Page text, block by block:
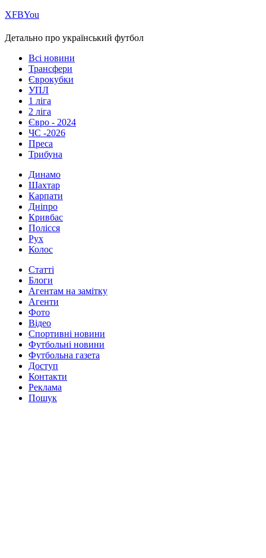
ХFBYou
Детально про український футбол
Всі новини
Трансфери
Єврокубки
УПЛ
1 ліга
2 ліга
Євро - 2024
ЧС -2026
Преса
Трибуна
Динамо
Шахтар
Карпати
Дніпро
Кривбас
Полісся
Рух
Колос
Статті
Блоги
Агентам на замітку
Агенти
Фото
Відео
Спортивні новини
Футбольні новини
Футбольна газета
Доступ
Контакти
Реклама
Пошук